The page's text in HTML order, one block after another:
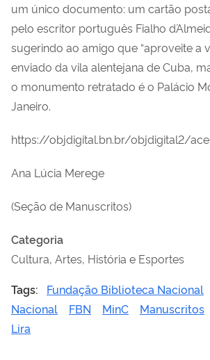
um único documento: um cartão
pelo escritor português Fialho
sugerindo ao amigo que “aproveite a
enviado da vila alentejana de Cuba,
o monumento retratado é o Palácio
Janeiro.
https://objdigital.bn.br/objdigital2/
Ana Lúcia Merege
(Seção de Manuscritos)
Categoria
Cultura, Artes, História e Esportes
Tags:
Fundação Biblioteca Nacional
Nacional
FBN MinC Manuscritos
Lira